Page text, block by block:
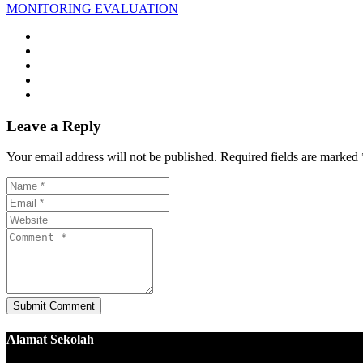
MONITORING EVALUATION
Leave a Reply
Your email address will not be published. Required fields are marked
Alamat Sekolah